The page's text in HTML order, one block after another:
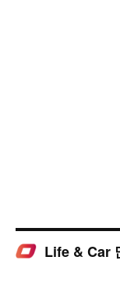
Life & Car